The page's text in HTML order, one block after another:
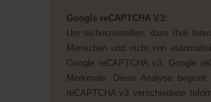
Google reCAPTCHA V3:
Um sicherzustellen, dass Ihre
Menschen und nicht von
Google reCAPTCHA v3. Google
Merkmale. Diese Analyse
reCAPTCHA v3 verschiedene